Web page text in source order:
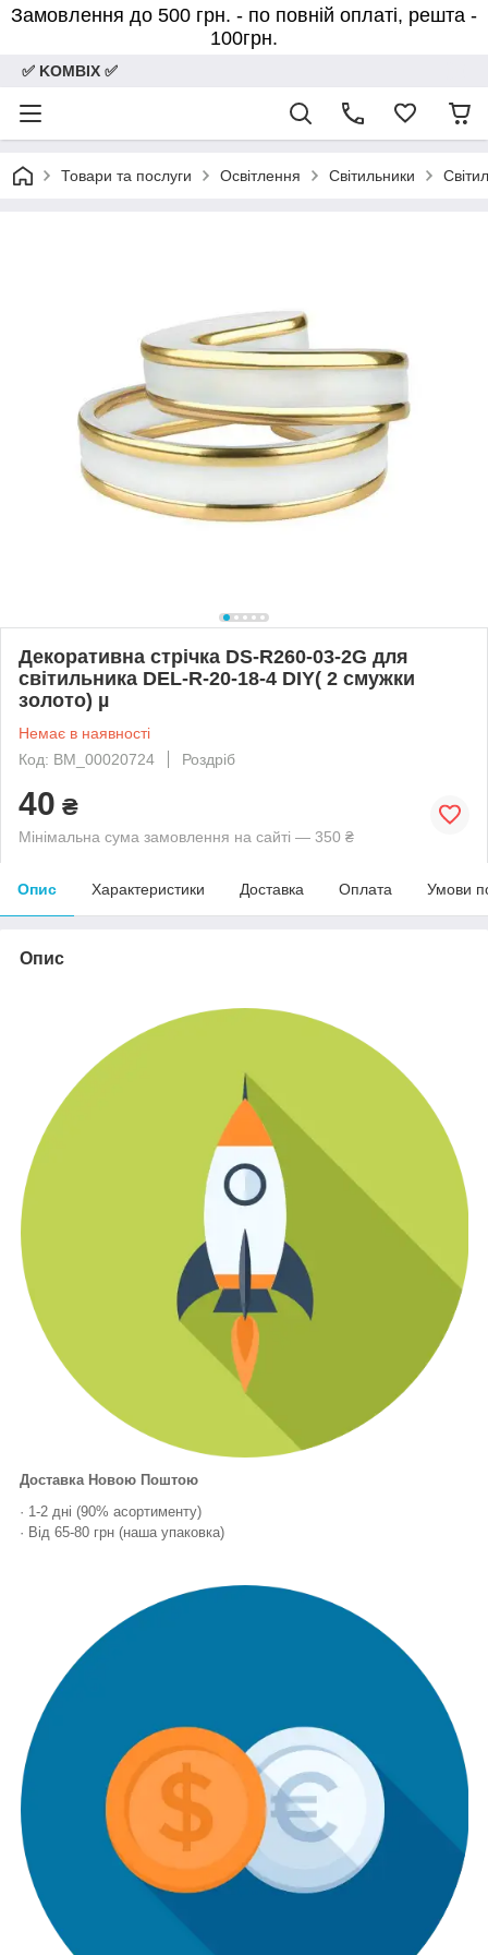
Замовлення до 500 грн. - по повній оплаті, решта -
100грн.
✅ KOMBIX ✅
Товари та послуги Освітлення Світильники
Декоративна стрічка DS-R260-03-2G для
світильника DEL-R-20-18-4 DIY( 2 смужки
золото) µ
Немає в наявності
Код: BM_00020724
Роздріб
40 ₴
Мінімальна сума замовлення на сайті — 350 ₴
Опис Характеристики Доставка Оплата Умови
Опис
Доставка Новою Поштою
· 1-2 дні (90% асортименту)
· Від 65-80 грн (наша упаковка)